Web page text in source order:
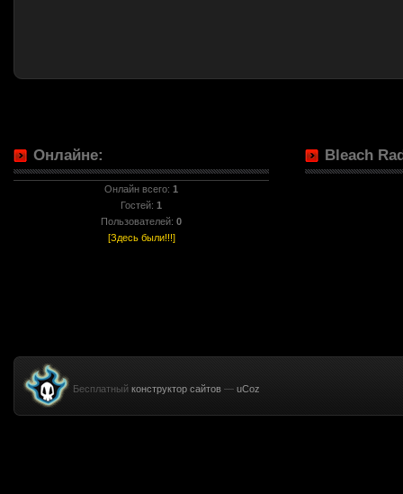
Онлайне:
Онлайн всего: 1
Гостей: 1
Пользователей: 0
[Здесь были!!!]
Bleach
Бесплатный конструктор сайтов — uCoz